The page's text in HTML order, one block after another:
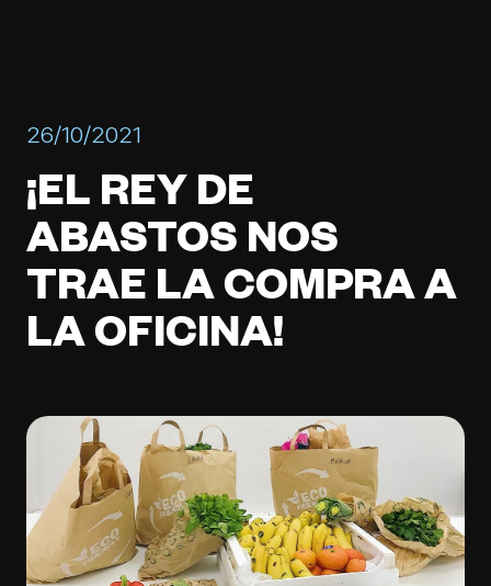
26/10/2021
¡EL REY DE
ABASTOS NOS
TRAE LA COMPRA A
LA OFICINA!